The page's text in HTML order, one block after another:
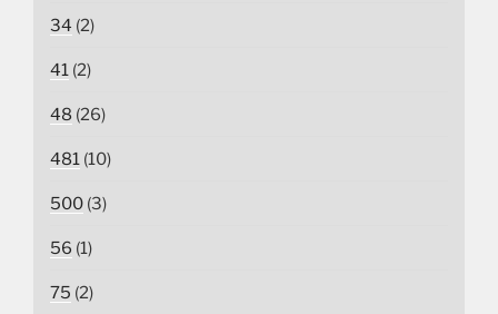
34 (2)
41 (2)
48 (26)
481 (10)
500 (3)
56 (1)
75 (2)